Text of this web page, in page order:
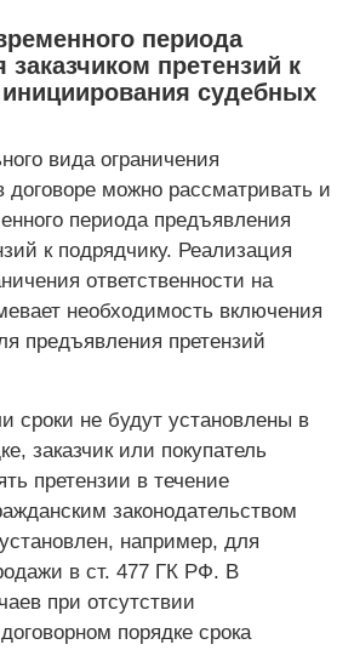
периода
претензий к
судебных
вида ограничения
договоре можно рассматривать и
периода предъявления
к подрядчику. Реализация
ответственности на
необходимость включения
предъявления претензий
сроки не будут установлены в
заказчик или покупатель
претензии в течение
законодательством
например, для
в ст. 477 ГК РФ. В
при отсутствии
порядке срока